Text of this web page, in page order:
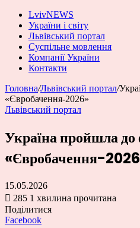
LvivNEWS
України і світу
Львівський портал
Суспільне мовлення
Компанії України
Контакти
Головна/Львівський портал/
«Євробачення-2026»
Львівський портал
Україна пройшла до
«Євробачення-
15.05.2026
285 1 хвилина прочитана
Поділитися
Facebook